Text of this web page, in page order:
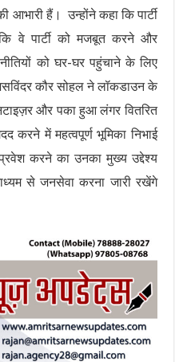
आभारी हैं। उन्होंने कहा कि पार्टी
वे पार्टी को मजबूत करने और
को घर-घर पहुंचाने के लिए
कौर सोहल ने लॉकडाउन के
और पका हुआ लंगर वितरित
में महत्वपूर्ण भूमिका निभाई
करने का उनका मुख्य उद्देश्य
से जनसेवा करना जारी रखेंगे